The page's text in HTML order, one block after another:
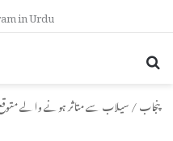
پنجاب/سیلاب سے متاثر ہونے والے